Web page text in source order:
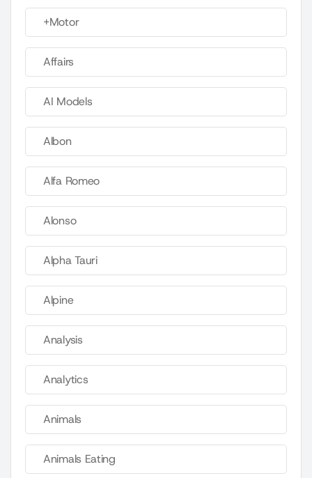
+Motor
Affairs
AI Models
Albon
Alfa Romeo
Alonso
Alpha Tauri
Alpine
Analysis
Analytics
Animals
Animals Eating